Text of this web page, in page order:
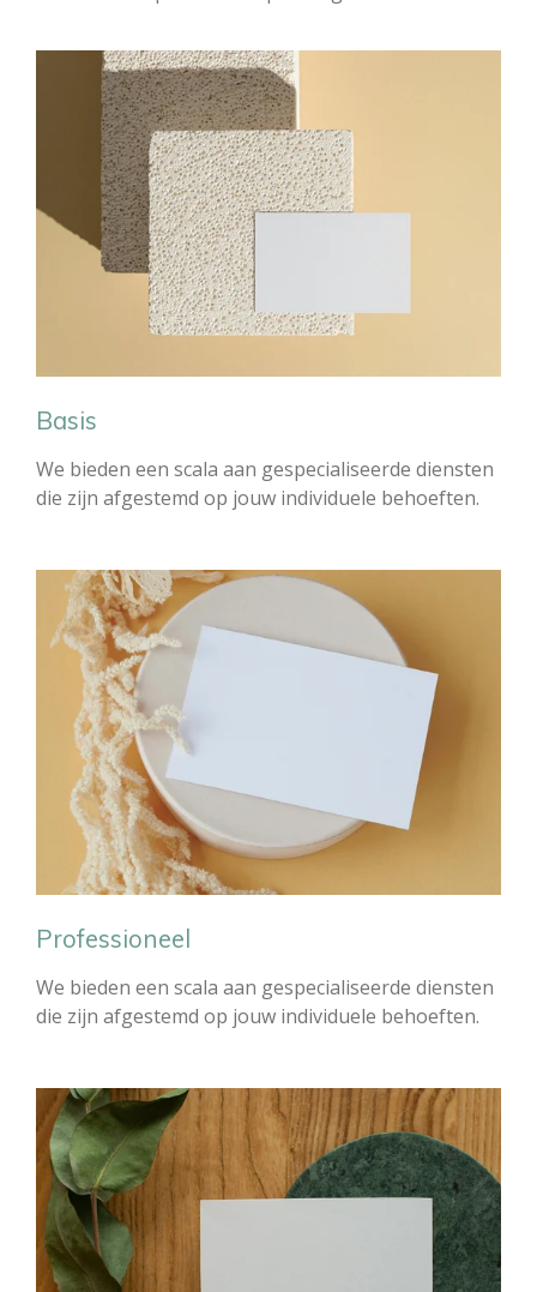
Basis
We bieden een scala aan gespecialiseerde diensten
die zijn afgestemd op jouw individuele behoeften.
Professioneel
We bieden een scala aan gespecialiseerde diensten
die zijn afgestemd op jouw individuele behoeften.